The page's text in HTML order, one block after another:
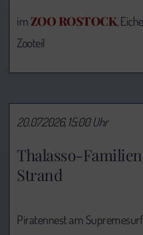
imZOO ROSTOCK,
Zooteil
Thalasso-
Strand
20.07.2026, 15:00 Uhr
Piratennest am